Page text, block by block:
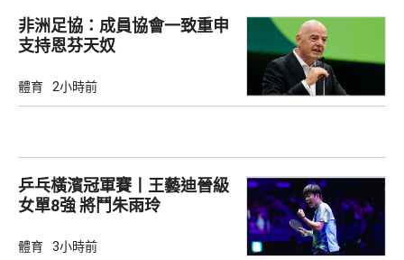
非洲足協：成員協會一致重申
支持恩芬天奴
體育 2小時前
乒乓橫濱冠軍賽丨王藝迪晉級
女單8強 將鬥朱雨玲
體育 3小時前